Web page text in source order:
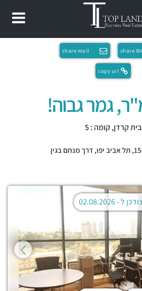
share
share mail
copy url
בית קרדן, קומה : 5
תל אביב יפו,דרך מנחם בגין
ל -02.08.2026